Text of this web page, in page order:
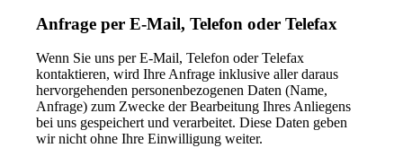
Anfrage per E-Mail, Telefon oder Telefax
Wenn Sie uns per E-Mail, Telefon oder Telefax
kontaktieren, wird Ihre Anfrage inklusive aller daraus
hervorgehenden personenbezogenen Daten (Name,
Anfrage) zum Zwecke der Bearbeitung Ihres Anliegens
bei uns gespeichert und verarbeitet. Diese Daten geben
wir nicht ohne Ihre Einwilligung weiter.